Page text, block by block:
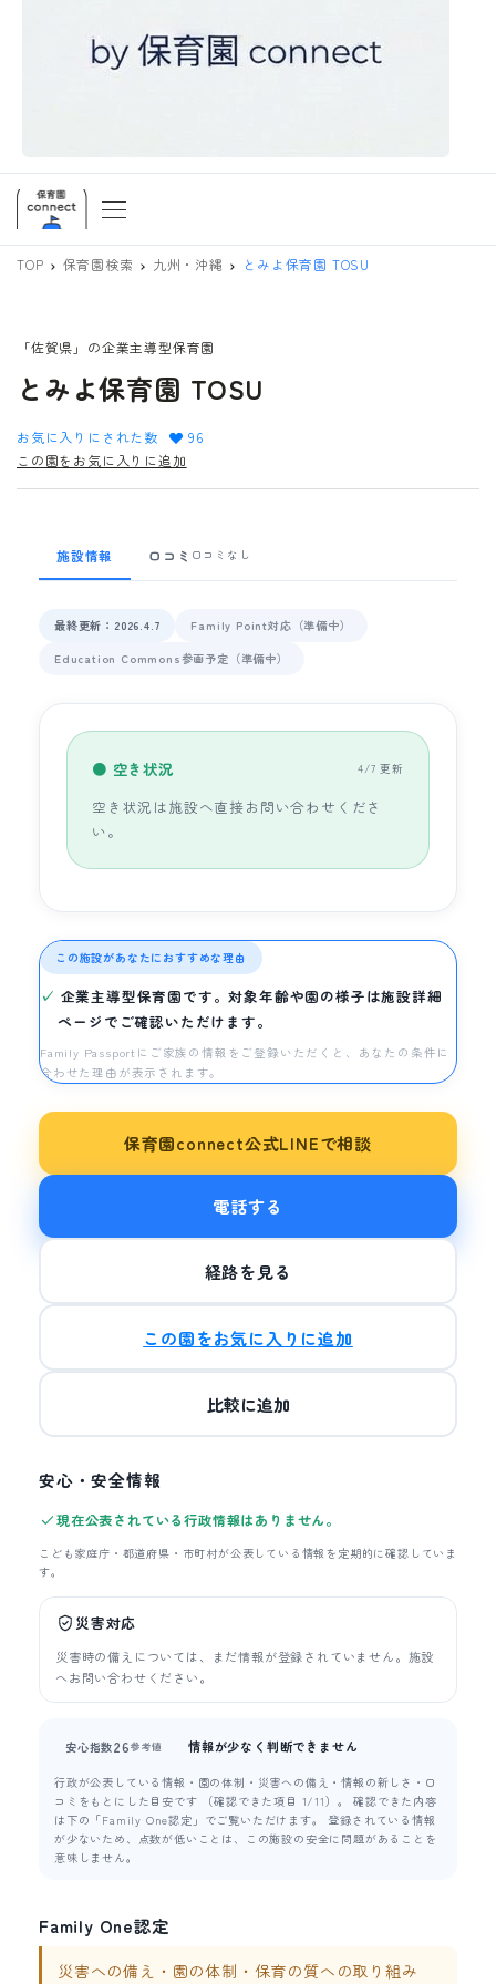
TOP 保育園検索 九州・沖縄 とみよ保育園 TOSU
「佐賀県」の企業主導型保育園
とみよ保育園 TOSU
お気に入りにされた数
96
この園をお気に入りに追加
施設情報 口コミ 口コミなし
最終更新：2026.4.7
Family Point対応（準備中）
Education Commons参画予定（準備中）
● 空き状況 4/7 更新
空き状況は施設へ直接お問い合わせくださ
い。
この施設があなたにおすすめな理由
企業主導型保育園です。対象年齢や園の様子は施設詳細
ページでご確認いただけます。
Family Passportにご家族の情報をご登録いただくと、あなたの条件に
合わせた理由が表示されます。
保育園connect公式LINEで相談
電話する
経路を見る
この園をお気に入りに追加
比較に追加
安心・安全情報
現在公表されている行政情報はありません。
こども家庭庁・都道府県・市町村が公表している情報を定期的に確認していま
す。
災害対応
災害時の備えについては、まだ情報が登録されていません。施設
へお問い合わせください。
安心指数26参考値 情報が少なく判断できません
行政が公表している情報・園の体制・災害への備え・情報の新しさ・口
コミをもとにした目安です （確認できた項目 1/11）。 確認できた内容
は下の「Family One認定」でご覧いただけます。 登録されている情報
が少ないため、点数が低いことは、この施設の安全に問題があることを
意味しません。
Family One認定
災害への備え・園の体制・保育の質への取り組み